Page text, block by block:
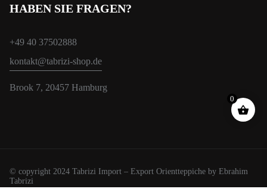
HABEN SIE FRAGEN?
+49 40 37502888
kontakt@tabrizi-shop.de
Brook 7, 20457 Hamburg
© copyright 2024 Tabrizi Import – Export Orientteppiche by Ebrahim
Tabrizi
0